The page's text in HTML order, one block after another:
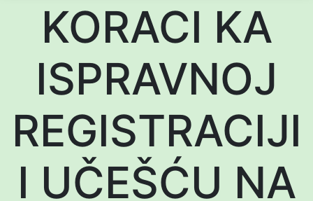
KORACI KA
ISPRAVNOJ
REGISTRACIJI
I UČEŠĆU NA